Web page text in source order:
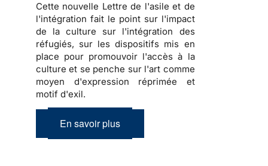
Cette nouvelle Lettre de l'asile et de
l'intégration fait le point sur l'impact
de la culture sur l'intégration des
réfugiés, sur les dispositifs mis en
place pour promouvoir l'accès à la
culture et se penche sur l'art comme
moyen d'expression réprimée et
motif d'exil.
En savoir plus